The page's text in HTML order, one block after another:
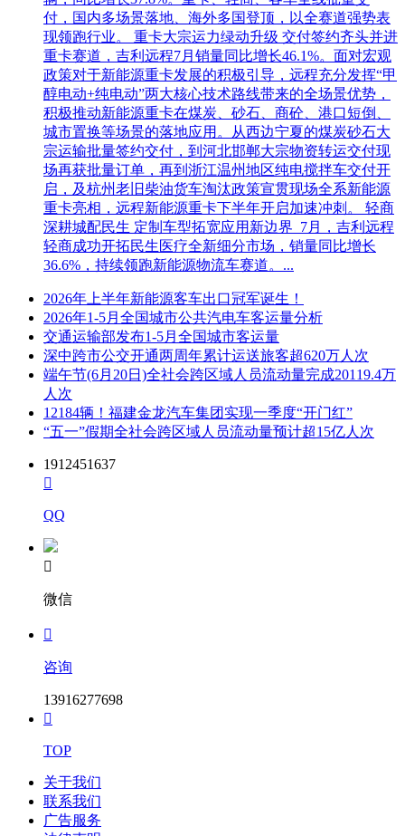
付，国内多场景落地、海外多国登顶，以全赛道强势表
现领跑行业。 重卡大宗运力绿动升级 交付签约齐头并进
重卡赛道，吉利远程7月销量同比增长46.1%。面对宏观
政策对于新能源重卡发展的积极引导，远程充分发挥“甲
醇电动+纯电动”两大核心技术路线带来的全场景优势，
积极推动新能源重卡在煤炭、砂石、商砼、港口短倒、
城市置换等场景的落地应用。从西边宁夏的煤炭砂石大
宗运输批量签约交付，到河北邯郸大宗物资转运交付现
场再获批量订单，再到浙江温州地区纯电搅拌车交付开
启，及杭州老旧柴油货车淘汰政策宣贯现场全系新能源
重卡亮相，远程新能源重卡下半年开启加速冲刺。 轻商
深耕城配民生 定制车型拓宽应用新边界 7月，吉利远程
轻商成功开拓民生医疗全新细分市场，销量同比增长
36.6%，持续领跑新能源物流车赛道。...
2026年上半年新能源客车出口冠军诞生！
2026年1-5月全国城市公共汽电车客运量分析
交通运输部发布1-5月全国城市客运量
深中跨市公交开通两周年累计运送旅客超620万人次
端午节(6月20日)全社会跨区域人员流动量完成20119.4万
人次
12184辆！福建金龙汽车集团实现一季度“开门红”
“五一”假期全社会跨区域人员流动量预计超15亿人次
1912451637

QQ

微信

咨询
13916277698

TOP
关于我们
联系我们
广告服务